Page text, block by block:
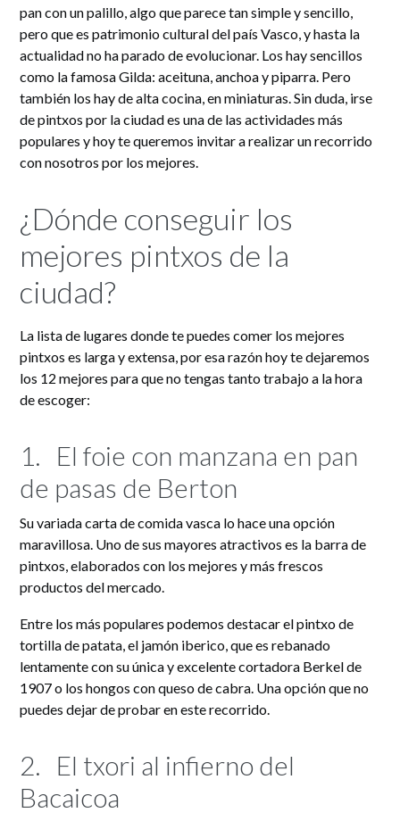
pan con un palillo, algo que parece tan simple y sencillo,
pero que es patrimonio cultural del país Vasco, y hasta la
actualidad no ha parado de evolucionar. Los hay sencillos
como la famosa Gilda: aceituna, anchoa y piparra. Pero
también los hay de alta cocina, en miniaturas. Sin duda, irse
de pintxos por la ciudad es una de las actividades más
populares y hoy te queremos invitar a realizar un recorrido
con nosotros por los mejores.
¿Dónde conseguir los
mejores pintxos de la
ciudad?
La lista de lugares donde te puedes comer los mejores
pintxos es larga y extensa, por esa razón hoy te dejaremos
los 12 mejores para que no tengas tanto trabajo a la hora
de escoger:
1. El foie con manzana en pan
de pasas de Berton
Su variada carta de comida vasca lo hace una opción
maravillosa. Uno de sus mayores atractivos es la barra de
pintxos, elaborados con los mejores y más frescos
productos del mercado.
Entre los más populares podemos destacar el pintxo de
tortilla de patata, el jamón iberico, que es rebanado
lentamente con su única y excelente cortadora Berkel de
1907 o los hongos con queso de cabra. Una opción que no
puedes dejar de probar en este recorrido.
2. El txori al infierno del
Bacaicoa